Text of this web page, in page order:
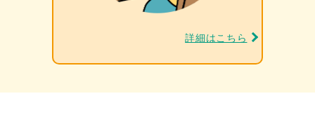
詳細はこちら